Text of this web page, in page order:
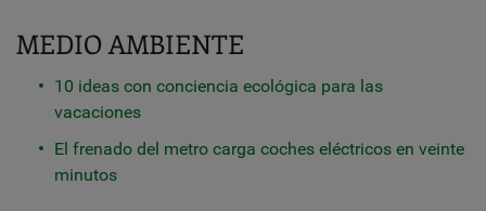
MEDIO AMBIENTE
10 ideas con conciencia ecológica para las
vacaciones
El frenado del metro carga coches eléctricos en veinte
minutos